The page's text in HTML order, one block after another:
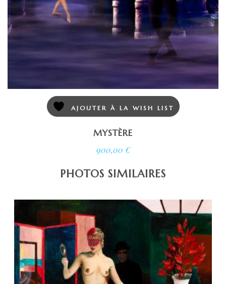
AJOUTER À LA WISH LIST
MYSTÈRE
900,00 €
PHOTOS SIMILAIRES